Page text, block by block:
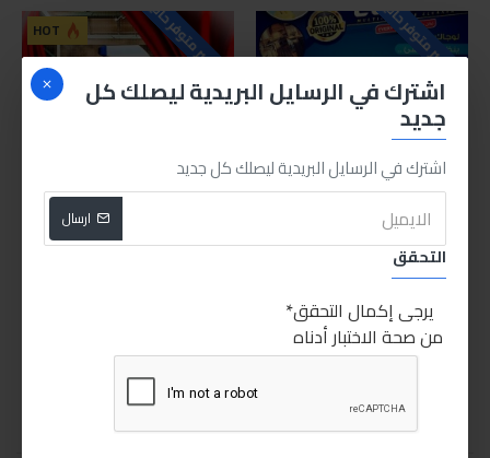
اشترك في الرسايل البريدية ليصلك كل
جديد
اشترك في الرسايل البريدية ليصلك كل جديد
ارسال
التحقق
يرجى إكمال التحقق
من صحة الاختبار أدناه
للاسف غير متوفر حاليا
Sabry Stores
Sabry stores
المنظف الجبار للمنازل (لوجاك)
85.00LE
اشتري الان
HOT للاسف غير متوفر حاليا
Sabry Stores
Sabry stores